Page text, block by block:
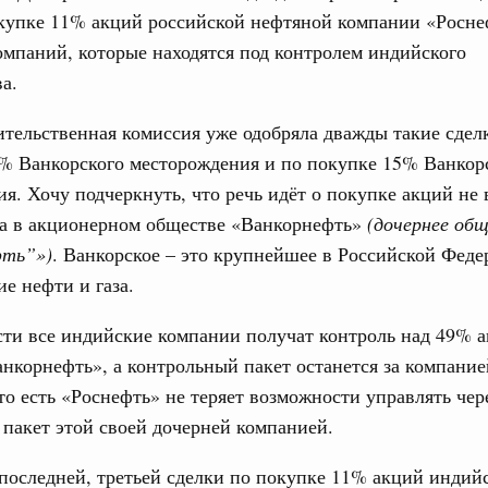
11% акций российской нефтяной компании
которые находятся под контролем индийского
комиссия уже одобряла дважды такие
Ванкорского месторождения и по покупке 15%
Хочу подчеркнуть, что речь идёт о покупке акций не
в акционерном обществе «Ванкорнефть» (дочернее
. Ванкорское – это крупнейшее в Российской
нефти и газа.
все индийские компании получат контроль над 49%
а контрольный пакет останется за
есть «Роснефть» не теряет возможности управлять
этой своей дочерней компанией.
третьей сделки по покупке 11% акций
поздравили российскую сборную с
по искусственному интеллекту
Межбюджетные отношения
инфраструктуры построили и
кредитам
госпрограмм повысит эффективность
завершил строительство и реконструкцию
правкомиссии по ликвидации последствий
Email